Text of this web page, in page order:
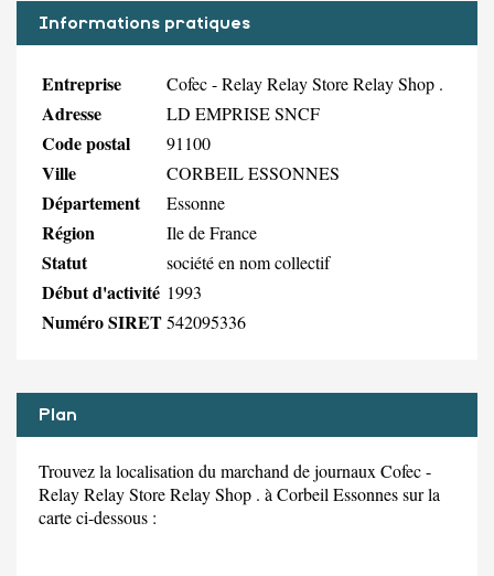
Informations pratiques
Entreprise Cofec - Relay Relay Store Relay Shop .
Adresse LD EMPRISE SNCF
Code postal 91100
Ville CORBEIL ESSONNES
Département Essonne
Région Ile de France
Statut société en nom collectif
Début d'activité 1993
Numéro SIRET542095336
Plan
Trouvez la localisation du marchand de journaux Cofec -
Relay Relay Store Relay Shop . à Corbeil Essonnes sur la
carte ci-dessous :